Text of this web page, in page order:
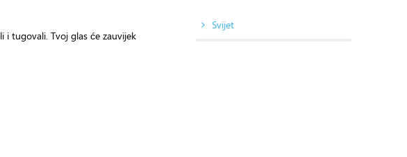
i tugovali. Tvoj glas će zauvijek
Svijet